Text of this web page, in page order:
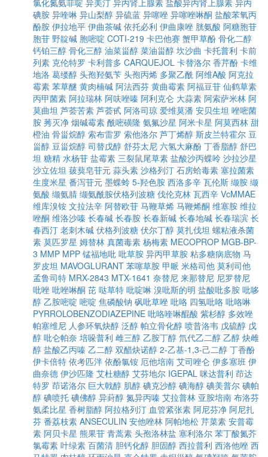
氯化氮氨菲啶 异美汀 异丙肾上腺素 盐酸异丙肾上腺素 异丙
碘胺 异喹啉 异山梨醇 异硫蓝 异噻唑 异噻唑啉酮 盐酸苯氧丙
酚胺 伊拉地平 伊曲茶碱 依托必利 伊曲康唑 胱氨酸 阿糖胞苷
胞苷 野靛碱 胞嘧啶 COTI-219 卡巴他赛 蟹甲草酚 骨化二醇
钙铂三醇 骨化三醇 油菜甾醇 菜油甾醇 坎沙曲 卡托普利 卡前
列素 克伦特罗 卡利普多 CARQUEJOL 卡替洛尔 香芹酚 卡维
地洛 葛缕醇 头孢羟氨苄 头孢丙烯 多聚乙酰 阿维A酸 阿克拉
霉素 苯草醚 黄肉楠碱 阿法西芬 黄曲霉素 阿福豆苷 仙鹤草素
丙甲菌素 阿拉瑞林 阿呋唑嗪 阿利克仑 大蒜素 阿索萨米林 阿
莫曲坦 芦荟苦素 芦荟甙 阿洛司琼 爱维莫潘 安贝生坦 唑嘧菌
胺 莠灭净 烟碱霉素 酰嘧磺隆 氨氟沙星 阿米卡星 阿莫西林 甜
橙油 骨甾烷醇 索布雷罗 索他洛尔 芦丁烯醇 斯皮兰特霍尔 豆
甾醇 豆甾烷醇 司替戊醇 舒芬太尼 六氢大麻酚 丁香脂醇 舒巴
坦 糖精 水杨苷 盐霉素 三裂鼠尾草素 盐酸沙丙蝶呤 沙拉沙星
沙立佐坦 菝葜皂苷元 蒜头素 沙格列汀 石房蛤毒素 塞拉菌素
生度米星 番泻苷元 墨蝶蛉 5-羟色胺 西洛多辛 瓦伦斯 缬胺 缬
氨酸 缬氨腈 缬氨酰胺伏格列波糖 伐伦克林 瓦西辛 VcMMAE
维库溴铵 文拉法辛 阿替欧苷 马鞭草烯 马鞭烯酮 维塞胺 维拉
唑酮 维洛沙嗪 长春碱 长春胺 长春新碱 长春地碱 长春瑞滨 长
春西汀 老刺木碱 伏格列波糖 伏尔丁醇 莫扎伐坦 螺粘液杀菌
素 莫匹罗星 姆替林 真菌毒素 杨梅素 MECOPROP MGB-BP-
3 MMP MPP 锰福地吡 吡草胺 异丙甲草胺 粘多糖病底物 马
罗皮坦 MAVOGLURANT 苯噻草胺 甲哌 米格司他 莫利司他
孟鲁司特 MRX-2843 MTX-1641 奈替尼 来那替尼 尼罗替尼
吡唑 吡唑啉酮 芘 哒草特 吡啶啉 溴吡斯的明 盐酸吡多胺 吡哆
醇 乙胺嘧啶 嘧啶 焦磷酸钠 砜吡草唑 吡咯 四氢吡咯 吡咯啉
PYRROLOBENZODIAZEPINE 吡咯喹啉醌酸 紫杉醇 多效唑
帕塞维尼 人参环氧炔醇 泛醇 帕立骨化醇 喷昔洛韦 戊硫醇 戊
醇 吡仑帕奈 培哚普利 雌三醇 乙胺丁醇 氘代乙二醇 乙醇 炔雌
醇 盐酸乙丙嗪 乙二醇 双醋炔诺醇 2-乙基-1,3-己二醇 丁香酚
伊卡倍特 依考匹泮 依酚氯铵 厄他培南 艾司唑仑 伊多塞班 伊
曲奈德 伊沙匹隆 艾杜糖醇 艾芬地尔 IGEPAL 咪达普利 茚达
特罗 茚诺洛尔 巨大戟醇 肌醇 碘克沙醇 碘海醇 碘美普尔 碘帕
醇 碘喷托 碘佛醇 异葑醇 氮异丙嗪 艾拉普林 亚胺培南 布洛芬
氨柔比星 香树脂醇 阿拉格列汀 血管紧张素 阿尼芬净 阿尼扎
芬 番荔枝素 ANSECULIN 安他唑林 阿帕地松 芹菜素 安普霉
素 阿贝卡星 熊果苷 青蒿素 头孢洛林盐 塞利洛尔 苯丁酸氮芥
氯霉素 叶绿素 百菌清 胆钙化醇 胆固醇 西拉普利 西洛他唑 西